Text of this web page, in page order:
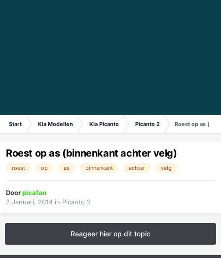
Start Kia Modellen Kia Picanto Picanto 2 Roest op as
Roest op as (binnenkant achter velg)
roest op as binnenkant achter velg
Doorpicafan
2 Januari, 2014 in Picanto 2
Reageer hier op dit topic